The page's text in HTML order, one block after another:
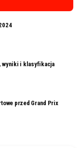
wyniki i klasyfikacja
przed Grand Prix